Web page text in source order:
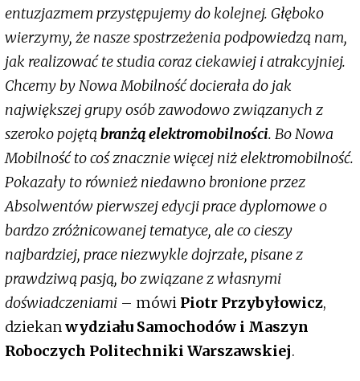
entuzjazmem przystępujemy do kolejnej. Głęboko
wierzymy, że nasze spostrzeżenia podpowiedzą nam,
jak realizować te studia coraz ciekawiej i atrakcyjniej.
Chcemy by Nowa Mobilność docierała do jak
największej grupy osób zawodowo związanych z
szeroko pojętą branżą elektromobilności. Bo Nowa
Mobilność to coś znacznie więcej niż elektromobilność.
Pokazały to również niedawno bronione przez
Absolwentów pierwszej edycji prace dyplomowe o
bardzo zróżnicowanej tematyce, ale co cieszy
najbardziej, prace niezwykle dojrzałe, pisane z
prawdziwą pasją, bo związane z własnymi
doświadczeniami – mówi Piotr Przybyłowicz,
dziekanwydziału Samochodów i Maszyn
Roboczych Politechniki Warszawskiej.